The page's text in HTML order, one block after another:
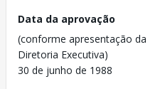
Data da aprovação
(conforme apresentação da
Diretoria Executiva)
30 de junho de 1988